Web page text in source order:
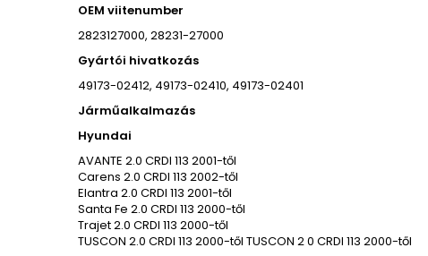
OEM viitenumber
2823127000, 28231-27000
Gyártói hivatkozás
49173-02412, 49173-02410, 49173-02401
Járműalkalmazás
Hyundai
AVANTE 2.0 CRDI 113 2001-től
Carens 2.0 CRDI 113 2002-től
Elantra 2.0 CRDI 113 2001-től
Santa Fe 2.0 CRDI 113 2000-től
Trajet 2.0 CRDI 113 2000-től
TUSCON 2.0 CRDI 113 2000-től TUSCON 2 0 CRDI 113 2000-től